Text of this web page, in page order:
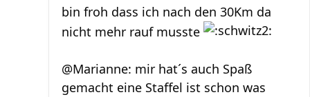
bin froh dass ich nach den 30Km da
nicht mehr rauf musste
@Marianne: mir hat´s auch Spaß
gemacht eine Staffel ist schon was